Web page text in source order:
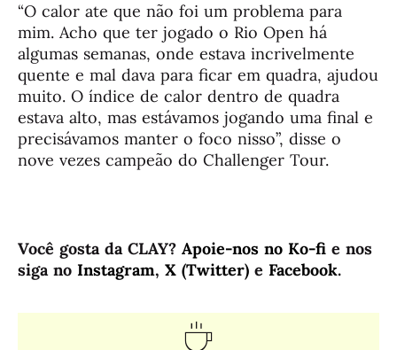
“O calor ate que não foi um problema para
mim. Acho que ter jogado o Rio Open há
algumas semanas, onde estava incrivelmente
quente e mal dava para ficar em quadra, ajudou
muito. O índice de calor dentro de quadra
estava alto, mas estávamos jogando uma final e
precisávamos manter o foco nisso”, disse o
nove vezes campeão do Challenger Tour.
Você gosta da CLAY? Apoie-nos no Ko-fi e nos
siga no Instagram, X (Twitter) e Facebook.